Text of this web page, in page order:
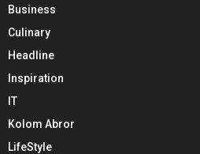
Business
Culinary
Headline
Inspiration
IT
Kolom Abror
LifeStyle